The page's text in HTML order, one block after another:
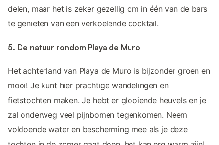
delen, maar het is zeker gezellig om in één van de bars
te genieten van een verkoelende cocktail.
5. De natuur rondom Playa de Muro
Het achterland van Playa de Muro is bijzonder groen en
mooi! Je kunt hier prachtige wandelingen en
fietstochten maken. Je hebt er glooiende heuvels en je
zal onderweg veel pijnbomen tegenkomen. Neem
voldoende water en bescherming mee als je deze